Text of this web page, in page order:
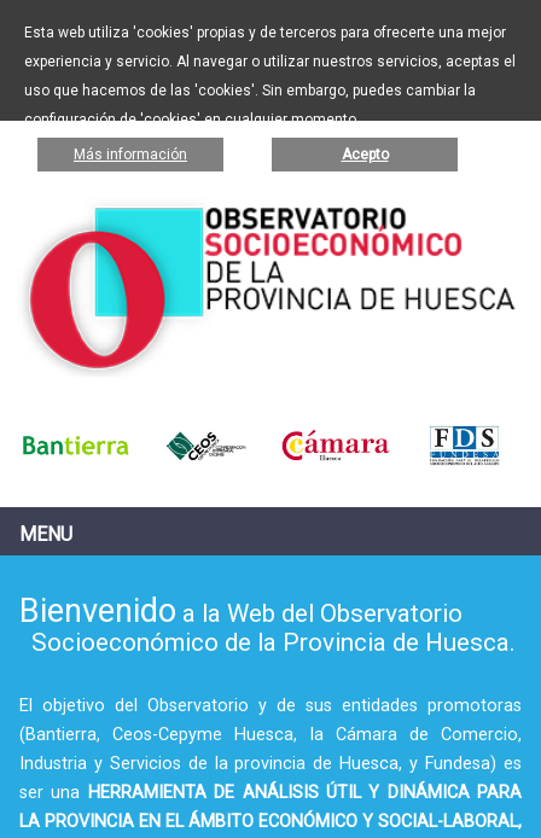
Esta web utiliza 'cookies' propias y de terceros para ofrecerte una mejor
experiencia y servicio. Al navegar o utilizar nuestros servicios, aceptas el
uso que hacemos de las 'cookies'. Sin embargo, puedes cambiar la
configuración de 'cookies' en cualquier momento.
Más información Acepto
MENU
Bienvenido a la Web del Observatorio
Socioeconómico de la Provincia de Huesca.
El objetivo del Observatorio y de sus entidades promotoras
(Bantierra, Ceos-Cepyme Huesca, la Cámara de Comercio,
Industria y Servicios de la provincia de Huesca, y Fundesa) es
ser una HERRAMIENTA DE ANÁLISIS ÚTIL Y DINÁMICA PARA
LA PROVINCIA EN EL ÁMBITO ECONÓMICO Y SOCIAL-LABORAL,